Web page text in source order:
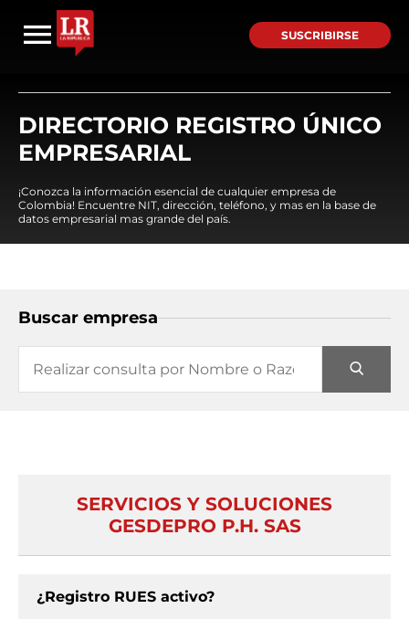
SUSCRIBIRSE
DIRECTORIO REGISTRO ÚNICO
EMPRESARIAL
¡Conozca la información esencial de cualquier empresa de
Colombia! Encuentre NIT, dirección, teléfono, y mas en la base de
datos empresarial mas grande del país.
Buscar empresa
SERVICIOS Y SOLUCIONES
GESDEPRO P.H. SAS
¿Registro RUES activo?